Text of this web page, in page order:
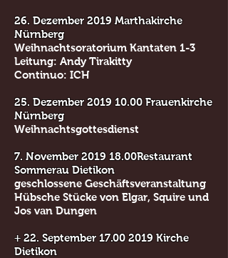
26. Dezember 2019 Marthakirche
Nürnberg
Weihnachtsoratorium Kantaten 1-3
Leitung: Andy Tirakitty
Continuo: ICH
25. Dezember 2019 10.00 Frauenkirche
Nürnberg
Weihnachtsgottesdienst
7. November 2019 18.00Restaurant
Sommerau Dietikon
geschlossene Geschäftsveranstaltung
Hübsche Stücke von Elgar, Squire und
Jos van Dungen
+ 22. September 17.00 2019 Kirche
Dietikon